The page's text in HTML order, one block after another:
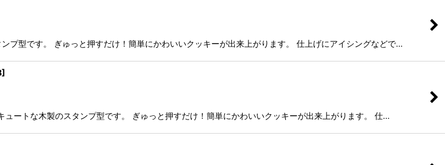
型です。 ぎゅっと押すだけ！簡単にかわいいクッキーが出来上がります。 仕上げにアイシングなどで…
]
ートな木製のスタンプ型です。 ぎゅっと押すだけ！簡単にかわいいクッキーが出来上がります。 仕…